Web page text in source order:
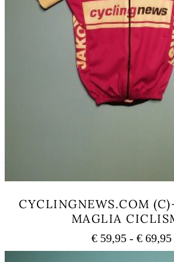
CYCLINGNEWS.COM
MAGLIA
€59,95 - €69,95